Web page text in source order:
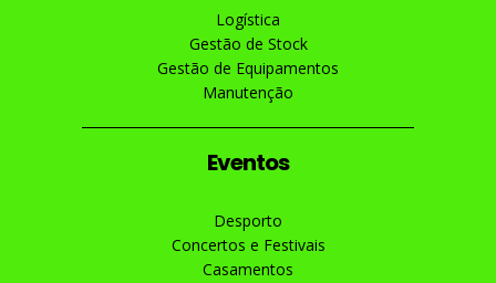
Logística
Gestão de Stock
Gestão de Equipamentos
Manutenção
Eventos
Desporto
Concertos e Festivais
Casamentos